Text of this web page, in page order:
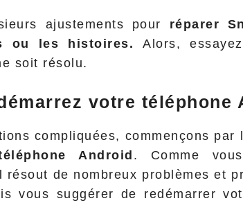
ajustements pour réparer
ou les histoires. Alors,
soit résolu.
votre téléphone
compliquées, commençons par
Android . Comme
résout de nombreux problèmes et
vous suggérer de redémarrer